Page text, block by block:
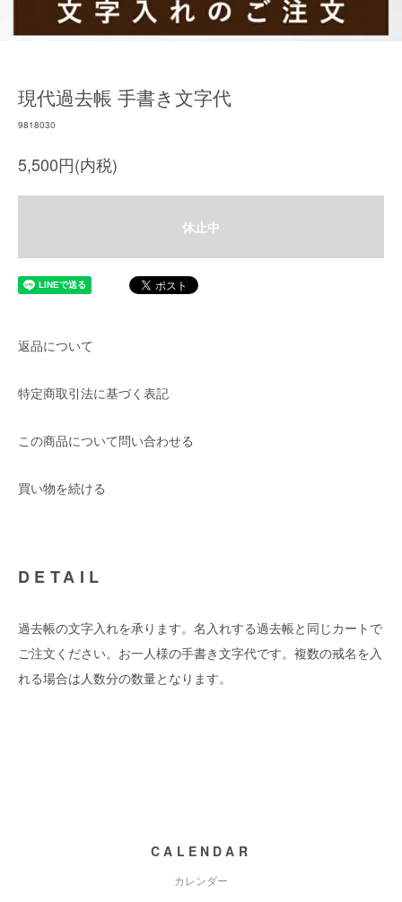
現代過去帳 手書き文字代
9818030
5,500円(内税)
休止中
返品について
特定商取引法に基づく表記
この商品について問い合わせる
買い物を続ける
DETAIL
過去帳の文字入れを承ります。名入れする過去帳と同じカートで
ご注文ください。お一人様の手書き文字代です。複数の戒名を入
れる場合は人数分の数量となります。
CALENDAR
カレンダー